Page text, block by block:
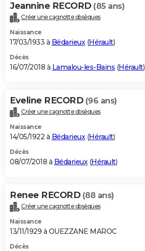
Jeannine RECORD (85 ans)
Créer une cagnotte obsèques
Naissance
17/03/1933 à Bédarieux(Hérault)
Décès
16/07/2018 à Lamalou-les-Bains (Hérault)
Eveline RECORD (96 ans)
Créer une cagnotte obsèques
Naissance
14/05/1922 à Bédarieux(Hérault)
Décès
08/07/2018 à Bédarieux(Hérault)
Renee RECORD (88 ans)
Créer une cagnotte obsèques
Naissance
13/11/1929 à OUEZZANE MAROC
Décès